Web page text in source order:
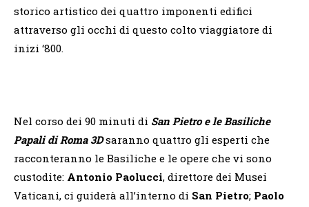
storico artistico dei quattro imponenti edifici
attraverso gli occhi di questo colto viaggiatore di
inizi ‘800.
Nel corso dei 90 minuti di San Pietro e le Basiliche
Papali di Roma 3Dsaranno quattro gli esperti che
racconteranno le Basiliche e le opere che vi sono
custodite: Antonio Paolucci, direttore dei Musei
Vaticani, ci guiderà all’interno di San Pietro; Paolo